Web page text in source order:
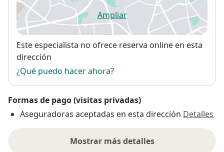
Ampliarse abre en una nueva
Disponibilidad
Este especialista no ofrece reserva online en esta
dirección
¿Qué puedo hacer ahora?
Formas de pago (visitas privadas)
Aseguradoras aceptadas en esta dirección Detalles
Mostrar más detalles
sobre la dirección